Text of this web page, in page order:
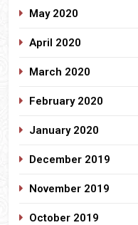
May 2020
April 2020
March 2020
February 2020
January 2020
December 2019
November 2019
October 2019